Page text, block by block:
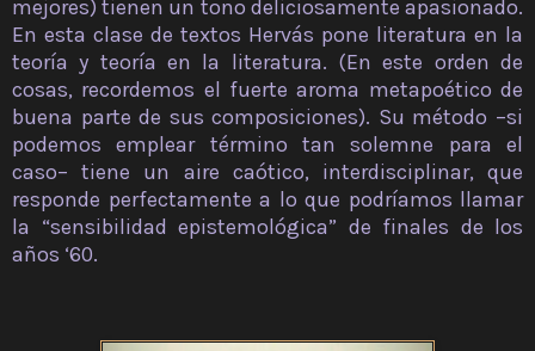
mejores) tienen un tono deliciosamente apasionado.
En esta clase de textos Hervás pone literatura en la
teoría y teoría en la literatura. (En este orden de
cosas, recordemos el fuerte aroma metapoético de
buena parte de sus composiciones). Su método –si
podemos emplear término tan solemne para el
caso– tiene un aire caótico, interdisciplinar, que
responde perfectamente a lo que podríamos llamar
la “sensibilidad epistemológica” de finales de los
años ‘60.